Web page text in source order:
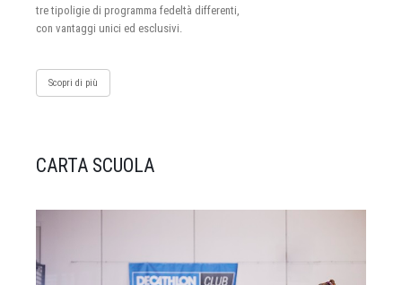
tre tipoligie di programma fedeltà differenti,
con vantaggi unici ed esclusivi.
Scopri di più
CARTA SCUOLA